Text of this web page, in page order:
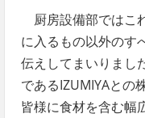
厨房設備部では
に入るもの以外の
伝えしてまいりまし
であるIZUMIYAとの
皆様に食材を含む幅